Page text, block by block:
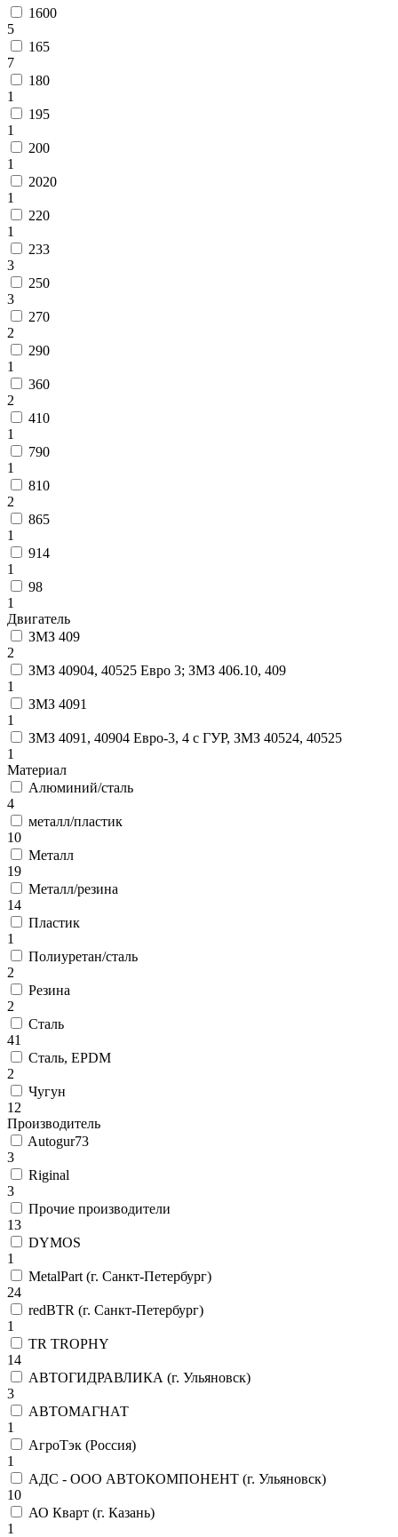
1600
5
165
7
180
1
195
1
200
1
2020
1
220
1
233
3
250
3
270
2
290
1
360
2
410
1
790
1
810
2
865
1
914
1
98
1
Двигатель
ЗМЗ 409
2
ЗМЗ 40904, 40525 Евро 3; ЗМЗ 406.10, 409
1
ЗМЗ 4091
1
ЗМЗ 4091, 40904 Евро-3, 4 с ГУР, ЗМЗ 40524, 40525
1
Материал
Алюминий/сталь
4
металл/пластик
10
Металл
19
Металл/резина
14
Пластик
1
Полиуретан/сталь
2
Резина
2
Сталь
41
Сталь, EPDM
2
Чугун
12
Производитель
Autogur73
3
Riginal
3
Прочие производители
13
DYMOS
1
MetalPart (г. Санкт-Петербург)
24
redBTR (г. Санкт-Петербург)
1
TR TROPHY
14
АВТОГИДРАВЛИКА (г. Ульяновск)
3
АВТОМАГНАТ
1
АгроТэк (Россия)
1
АДС - ООО АВТОКОМПОНЕНТ (г. Ульяновск)
10
АО Кварт (г. Казань)
1